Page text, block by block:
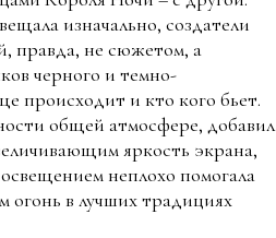
изначально, создатели
правда, не сюжетом, а
черного и темно-
происходит и кто кого бьет.
общей атмосфере, добавил
яркость экрана,
неплохо помогала
в лучших традициях